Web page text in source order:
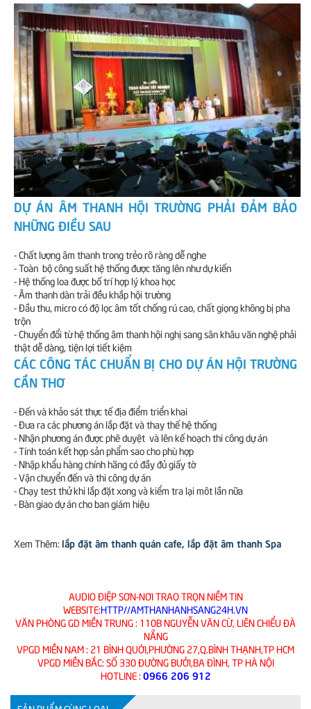
DỰ ÁN ÂM THANH HỘI TRƯỜNG PHẢI ĐẢM BẢO
NHỮNG ĐIỀU SAU
- Chất lượng âm thanh trong trẻo rõ ràng dễ nghe
- Toàn bộ công suất hệ thống được tăng lên như dự kiến
- Hệ thống loa được bố trí hợp lý khoa học
- Âm thanh dàn trải đều khắp hội trường
- Đầu thu, micro có độ lọc âm tốt chống rú cao, chất giọng không bị pha
trộn
- Chuyển đổi từ hệ thống âm thanh hội nghị sang sân khâu văn nghệ phải
thật dễ dàng, tiện lợi tiết kiệm
CÁC CÔNG TÁC CHUẨN BỊ CHO DỰ ÁN HỘI TRƯỜNG
CẦN THƠ
- Đến và khảo sát thực tế địa điểm triển khai
- Đưa ra các phương án lắp đặt và thay thế hệ thống
- Nhận phương án được phê duyệt và lên kế hoạch thi công dự án
- Tính toán kết hợp sản phẩm sao cho phù hợp
- Nhập khẩu hàng chính hãng có đầy đủ giấy tờ
- Vận chuyển đến và thi công dự án
- Chạy test thử khi lắp đặt xong và kiểm tra lại môt lần nữa
- Bàn giao dự án cho ban giám hiệu
Xem Thêm: lắp đặt âm thanh quán cafe, lắp đặt âm thanh Spa
AUDIO ĐIỆP SƠN-NƠI TRAO TRỌN NIỀM TIN
WEBSITE:HTTP//AMTHANHANHSANG24H.VN
VĂN PHÒNG GD MIỀN TRUNG : 110B NGUYỄN VĂN CỪ, LIÊN CHIỂU ĐÀ
NẴNG
VPGD MIỀN NAM : 21 BÌNH QUỚI,PHƯỜNG 27,Q.BÌNH THẠNH,TP HCM
VPGD MIỀN BẮC: SỐ 330 ĐƯỜNG BƯỞI,BA ĐÌNH, TP HÀ NỘI
HOTLINE : 0966 206 912